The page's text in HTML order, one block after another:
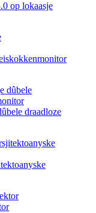
op lokaasje
draadloze